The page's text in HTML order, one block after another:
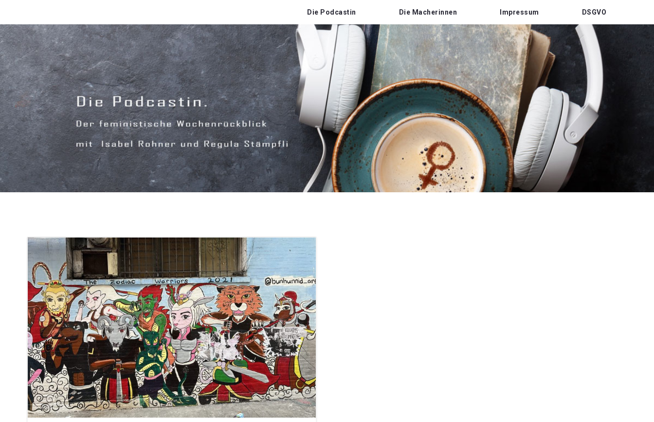
Die Podcastin Die Macherinnen Impressum DSGVO